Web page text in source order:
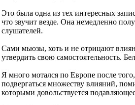
Это была одна из тех интересных
что звучит везде. Она немедленно
слушателей.
Сами мьюзы, хоть и не отрицают
утвердить свою самостоятельность.
Я много мотался по Европе после
подвергаться множеству влияний,
которыми довольствуется